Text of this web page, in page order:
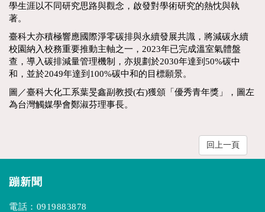
學生涯以不同研究思路與觀念，啟發對學術研究的熱忱與執
著。
臺科大亦積極響應國際淨零碳排與永續發展共識，將減碳永續
校園納入校務重要推動主軸之一，2023年已完成溫室氣體盤
查，導入碳排減量管理機制，亦規劃於2030年達到50%碳中
和，並於2049年達到100%碳中和的目標願景。
圖／臺科大化工系葉旻鑫副教授(右)獲頒「優秀青年獎」，圖左
為台灣觸媒學會鄭淑芬理事長。
回上一頁
蹦新聞
電話： 0919883878